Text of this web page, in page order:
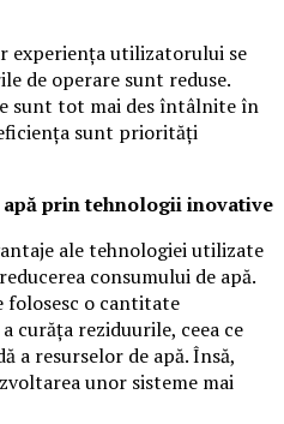
experiența utilizatorului se
de operare sunt reduse.
sunt tot mai des întâlnite în
sunt priorități
prin tehnologii inovative
ale tehnologiei utilizate
consumului de apă.
o cantitate
curăța reziduurile, ceea ce
a resurselor de apă. Însă,
unor sisteme mai